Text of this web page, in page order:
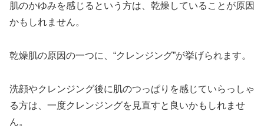
肌のかゆみを感じるという方は、乾燥していることが原因
かもしれません。
乾燥肌の原因の一つに、“クレンジング”が挙げられます。
洗顔やクレンジング後に肌のつっぱりを感じていらっしゃ
る方は、一度クレンジングを見直すと良いかもしれませ
ん。